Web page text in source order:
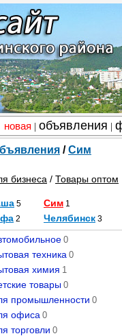
новая объявления
/Сим
бизнеса / Товары оптом
5 Сим 1
2 Челябинск 3
0
техника 0
химия 1
товары0
промышленности 0
офиса 0
торговли 0